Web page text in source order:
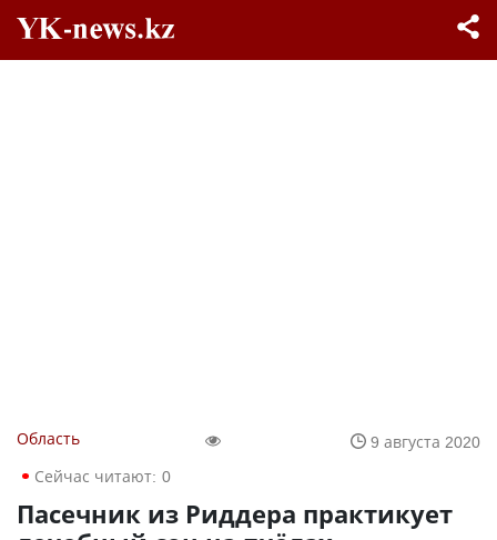
Область
9 августа 2020
Сейчас читают: 0
Пасечник из Риддера практикует